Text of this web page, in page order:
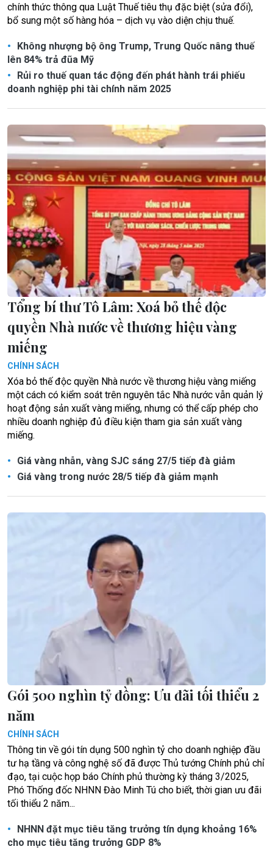
chính thức thông qua Luật Thuế tiêu thụ đặc biệt (sửa đổi),
bổ sung một số hàng hóa – dịch vụ vào diện chịu thuế.
Không nhượng bộ ông Trump, Trung Quốc nâng thuế
lên 84% trả đũa Mỹ
Rủi ro thuế quan tác động đến phát hành trái phiếu
doanh nghiệp phi tài chính năm 2025
Tổng bí thư Tô Lâm: Xoá bỏ thế độc
quyền Nhà nước về thương hiệu vàng
miếng
CHÍNH SÁCH
Xóa bỏ thế độc quyền Nhà nước về thương hiệu vàng miếng
một cách có kiểm soát trên nguyên tắc Nhà nước vẫn quản lý
hoạt động sản xuất vàng miếng, nhưng có thể cấp phép cho
nhiều doanh nghiệp đủ điều kiện tham gia sản xuất vàng
miếng.
Giá vàng nhẫn, vàng SJC sáng 27/5 tiếp đà giảm
Giá vàng trong nước 28/5 tiếp đà giảm mạnh
Gói 500 nghìn tỷ đồng: Ưu đãi tối thiểu 2
năm
CHÍNH SÁCH
Thông tin về gói tín dụng 500 nghìn tỷ cho doanh nghiệp đầu
tư hạ tầng và công nghệ số đã được Thủ tướng Chính phủ chỉ
đạo, tại cuộc họp báo Chính phủ thường kỳ tháng 3/2025,
Phó Thống đốc NHNN Đào Minh Tú cho biết, thời gian ưu đãi
tối thiểu 2 năm...
NHNN đặt mục tiêu tăng trưởng tín dụng khoảng 16%
cho mục tiêu tăng trưởng GDP 8%